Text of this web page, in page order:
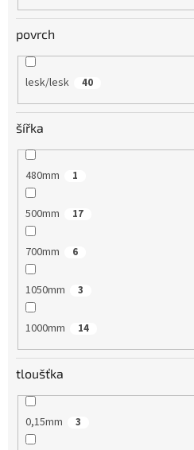
povrch
lesk/lesk 40
šířka
480mm 1
500mm 17
700mm 6
1050mm 3
1000mm 14
tloušťka
0,15mm 3